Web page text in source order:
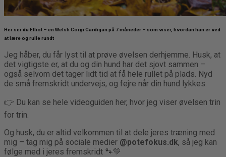
Her ser du Elliot – en Welsh Corgi Cardigan på 7 måneder – som viser, hvordan han er ved
at lære og rulle rundt
Jeg håber, du får lyst til at prøve øvelsen derhjemme. Husk, at
det vigtigste er, at du og din hund har det sjovt sammen –
også selvom det tager lidt tid at få hele rullet på plads. Nyd
de små fremskridt undervejs, og fejre når din hund lykkes.
👉 Du kan se hele videoguiden her, hvor jeg viser øvelsen trin
for trin.
Og husk, du er altid velkommen til at dele jeres træning med
mig – tag mig på sociale medier @potefokus.dk, så jeg kan
følge med i jeres fremskridt 🐾💛